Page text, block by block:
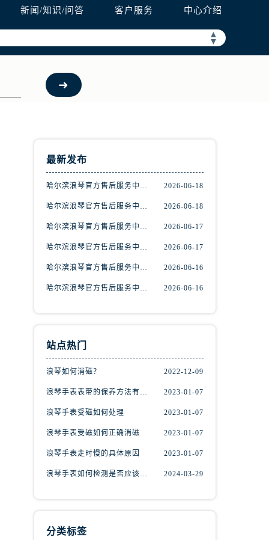
新闻/知识/问答 客户服务 中心介绍
▲
▼
最新发布
哈尔滨浪琴官方售后服务中心｜完整地址与联系电话权威信息公示（2026年6月最新） 2026-06-18
哈尔滨浪琴官方售后服务中心｜网点地址与服务热线权威信息公示（2026年6月最新） 2026-06-18
哈尔滨浪琴官方售后服务中心｜全新官方服务电话与地址权威信息公示（2026年6月最新） 2026-06-17
哈尔滨浪琴官方售后服务中心｜热线与地址权威信息公示（2026年6月最新） 2026-06-17
哈尔滨浪琴官方售后服务中心｜详细地址与售后电话权威信息公示（2026年6月最新） 2026-06-16
哈尔滨浪琴官方售后服务中心｜网点地址与客服电话权威信息公示（2026年6月最新） 2026-06-16
站点热门
浪琴如何消磁？ 2022-12-09
浪琴手表表带的保养方法有哪些？ 2023-01-07
浪琴手表受磁如何处理 2023-01-07
浪琴手表受磁如何正确消磁 2023-01-07
浪琴手表走时慢的具体原因 2023-01-07
浪琴手表如何检测是否应该消磁？ 2024-03-29
分类标签